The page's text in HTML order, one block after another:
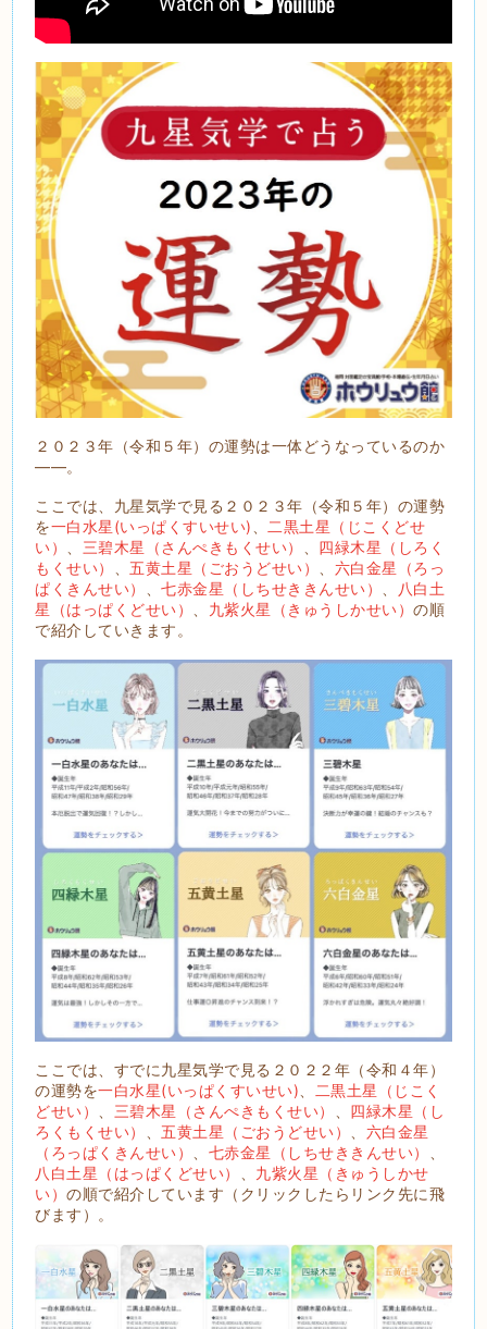
２０２３年（令和５年）の運勢は一体どうなっているのか
――。
ここでは、九星気学で見る２０２３年（令和５年）の運勢
を一白水星(いっぱくすいせい)、二黒土星（じこくどせ
い） 、 三碧木星（さんぺきもくせい） 、 四緑木星（しろく
もくせい） 、五黄土星（ごおうどせい） 、 六白金星（ろっ
ぱくきんせい） 、七赤金星（しちせききんせい） 、
八白土
星（はっぱくどせい） 、 九紫火星（きゅうしかせい）の順
で紹介していきます。
ここでは、すでに九星気学で見る２０２２年（令和４年）
の運勢を一白水星(いっぱくすいせい)
二黒土星（じこく
どせい）
三碧木星（さんぺきもくせい）
四緑木星（し
ろくもくせい）
、五黄土星（ごおうどせい）
六白金星
（ろっぱくきんせい）
七赤金星（しちせききんせい）
八白土星（はっぱくどせい）
九紫火星（きゅうしかせ
い）の順で紹介しています（クリックしたらリンク先に飛
びます）。